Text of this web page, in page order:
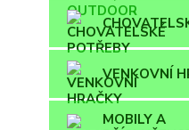
VENKOVNÍ
MOBILY A